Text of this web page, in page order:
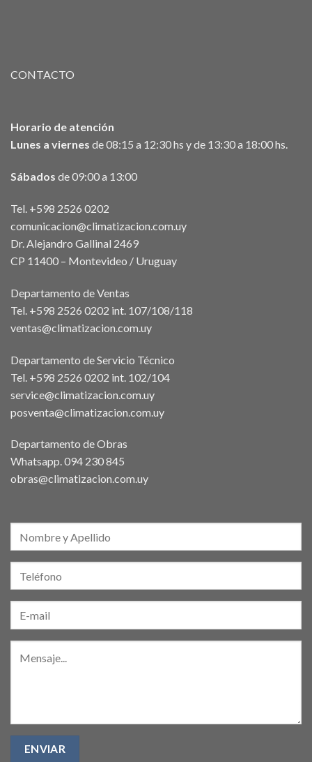
CONTACTO
Horario de atención
Lunes a viernes de 08:15 a 12:30 hs y de 13:30 a 18:00 hs.
Sábados de 09:00 a 13:00
Tel. +598 2526 0202
comunicacion@climatizacion.com.uy
Dr. Alejandro Gallinal 2469
CP 11400 – Montevideo / Uruguay
Departamento de Ventas
Tel. +598 2526 0202 int. 107/108/118
ventas@climatizacion.com.uy
Departamento de Servicio Técnico
Tel. +598 2526 0202 int. 102/104
service@climatizacion.com.uy
posventa@climatizacion.com.uy
Departamento de Obras
Whatsapp.094 230 845
obras@climatizacion.com.uy